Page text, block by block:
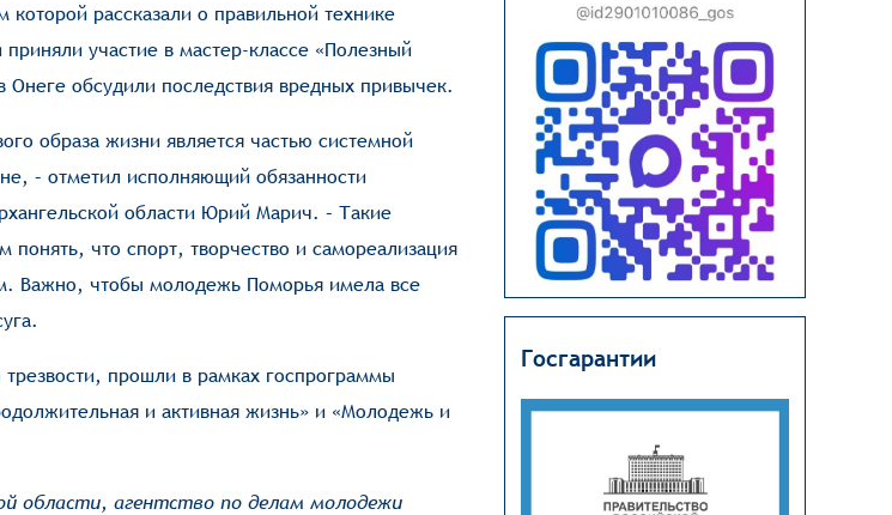
рассказали о правильной технике
участие в мастер-классе «Полезный
Онеге обсудили последствия вредных привычек.
образа жизни является частью системной
– отметил исполняющий обязанности
области Юрий Марич. – Такие
что спорт, творчество и самореализация
Важно, чтобы молодежь Поморья имела все
прошли в рамках госпрограммы
и активная жизнь» и «Молодежь и
области, агентство по делам молодежи
Госгарантии